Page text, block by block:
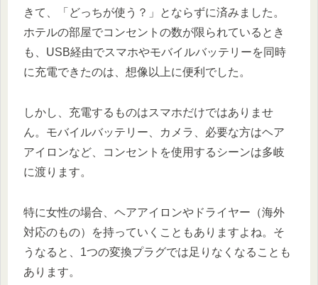
きて、「どっちが使う？」とならずに済みました。
ホテルの部屋でコンセントの数が限られているとき
も、USB経由でスマホやモバイルバッテリーを同時
に充電できたのは、想像以上に便利でした。
しかし、充電するものはスマホだけではありませ
ん。モバイルバッテリー、カメラ、必要な方はヘア
アイロンなど、コンセントを使用するシーンは多岐
に渡ります。
特に女性の場合、ヘアアイロンやドライヤー（海外
対応のもの）を持っていくこともありますよね。そ
うなると、1つの変換プラグでは足りなくなることも
あります。